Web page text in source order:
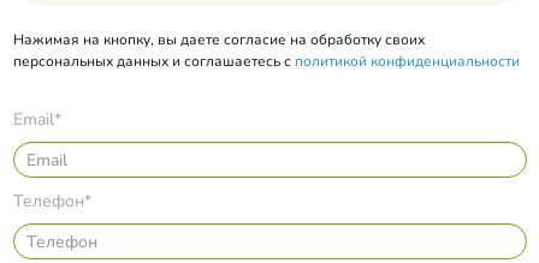
Нажимая на кнопку, вы даете согласие на обработку своих
персональных данных и соглашаетесь с политикой конфиденциальности
Email*
Телефон*